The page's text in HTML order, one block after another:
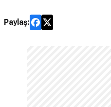
Paylaş: